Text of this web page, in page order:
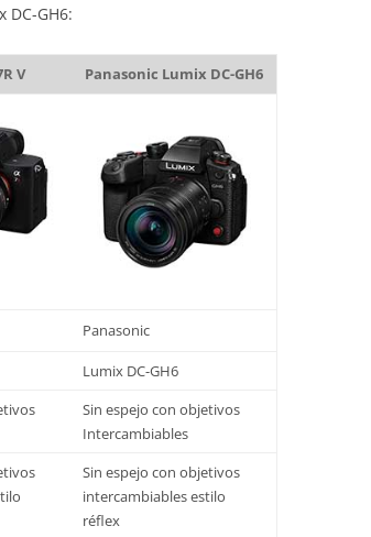
DC-GH6:
V Panasonic Lumix DC-GH6
Panasonic
Lumix DC-GH6
Sin espejo con objetivos
Intercambiables
Sin espejo con objetivos
intercambiables estilo
réflex